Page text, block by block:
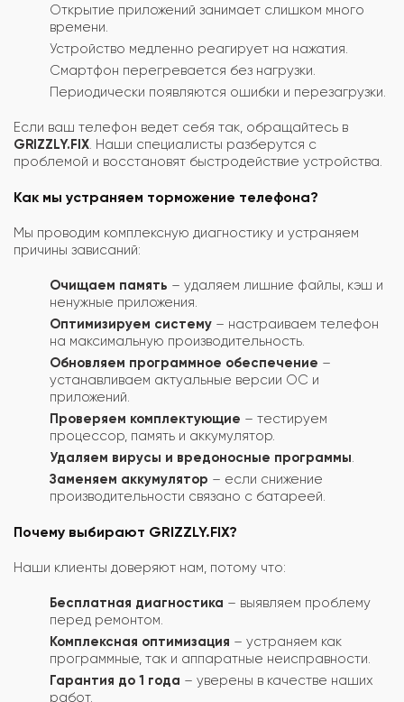
Открытие приложений занимает слишком много
времени.
Устройство медленно реагирует на нажатия.
Смартфон перегревается без нагрузки.
Периодически появляются ошибки и перезагрузки.
Если ваш телефон ведет себя так, обращайтесь в
GRIZZLY.FIX . Наши специалисты разберутся с
проблемой и восстановят быстродействие устройства.
Как мы устраняем торможение телефона?
Мы проводим комплексную диагностику и устраняем
причины зависаний:
Очищаем память – удаляем лишние файлы, кэш и
ненужные приложения.
Оптимизируем систему – настраиваем телефон
на максимальную производительность.
Обновляем программное обеспечение –
устанавливаем актуальные версии ОС и
приложений.
Проверяем комплектующие – тестируем
процессор, память и аккумулятор.
Удаляем вирусы и вредоносные программы
Заменяем аккумулятор – если снижение
производительности связано с батареей.
Почему выбирают GRIZZLY.FIX?
Наши клиенты доверяют нам, потому что:
Бесплатная диагностика – выявляем проблему
перед ремонтом.
Комплексная оптимизация – устраняем как
программные, так и аппаратные неисправности.
Гарантия до 1 года – уверены в качестве наших
работ.